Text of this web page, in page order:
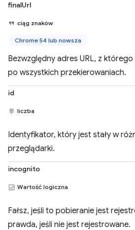
finalUrl
ciąg znaków
Chrome 54 lub nowsza
Bezwzględny adres URL, z
po wszystkich przekierowaniach.
id
liczba
Identyfikator, który jest stały w
przeglądarki.
incognito
Wartość logiczna
Fałsz, jeśli to pobieranie jest
prawda, jeśli nie jest rejestrowane.